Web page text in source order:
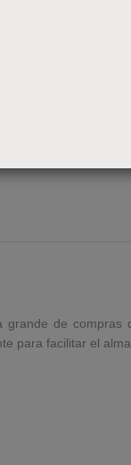
de compras
para facilitar el